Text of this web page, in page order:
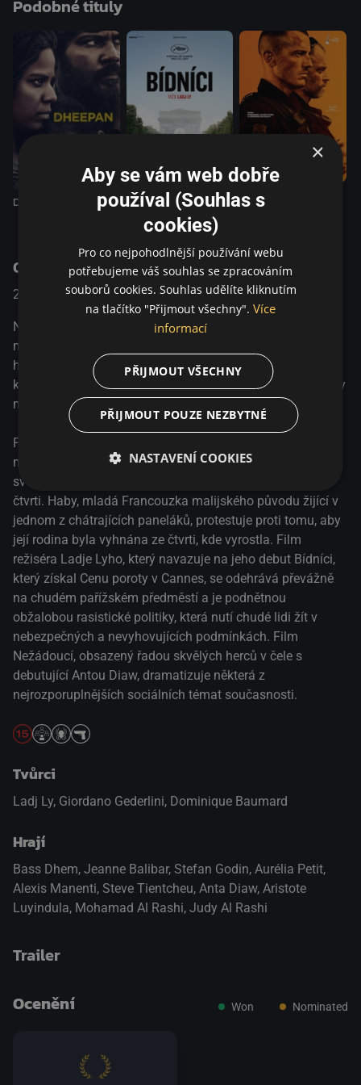
jeho debut Bídníci, který získal Cenu poroty v Cannes, se
podnětnou obžalobou rasistické politiky, která nutí chudé
lidi žít v nebezpečných a nevyhovujících podmínkách. Film
Nežádoucí, obsazený řadou skvělých herců v čele s
debutující Antou Diaw, dramatizuje některá z
nejrozporuplnějších sociálních témat současnosti.
Podobné tituly
Dheepan Bídníci
Shorta
O pořadu
2023 Francie Drama
Na Oscara nominovaný režisér Ladj Ly navazuje na svůj
mezinárodně oceňovaný debut Bídníci dalším podnětným,
hluboce osobním a politicky angažovaným portrétem
komunity, která se snaží najít vlastní cestu a místo, kam by
mohla patřit.
Po náhlé smrti starosty města je na jeho místo jmenován
mladý idealistický lékař Pierre. Hodlá pokračovat v politice
svého předchůdce, který snil o ozdravení této dělnické
čtvrti. Haby, mladá Francouzka malijského původu žijící v
jednom z chátrajících paneláků, protestuje proti tomu, aby
její rodina byla vyhnána ze čtvrti, kde vyrostla. Film
režiséra Ladje Lyho, který navazuje na jeho debut Bídníci,
který získal Cenu poroty v Cannes, se odehrává převážně
na chudém pařížském předměstí a je podnětnou
obžalobou rasistické politiky, která nutí chudé lidi žít v
nebezpečných a nevyhovujících podmínkách. Film
Nežádoucí, obsazený řadou skvělých herců v čele s
debutující Antou Diaw, dramatizuje některá z
nejrozporuplnějších sociálních témat současnosti.
Tvůrci
Ladj Ly, Giordano Gederlini, Dominique Baumard
Hrají
Bass Dhem, Jeanne Balibar, Stefan Godin, Aurélia Petit,
Alexis Manenti, Steve Tientcheu, Anta Diaw, Aristote
Luyindula, Mohamad Al Rashi, Judy Al Rashi
Trailer
přepnout na HTML5 přehrávač
Ocenění Won Nominated
×
Aby se vám web dobře
používal (Souhlas s
cookies)
Pro co nejpohodlnější používání webu
potřebujeme váš souhlas se zpracováním
souborů cookies. Souhlas udělíte kliknutím
na tlačítko "Přijmout všechny". Více
informací
PŘIJMOUT VŠECHNY
PŘIJMOUT POUZE NEZBYTNÉ
NASTAVENÍ COOKIES